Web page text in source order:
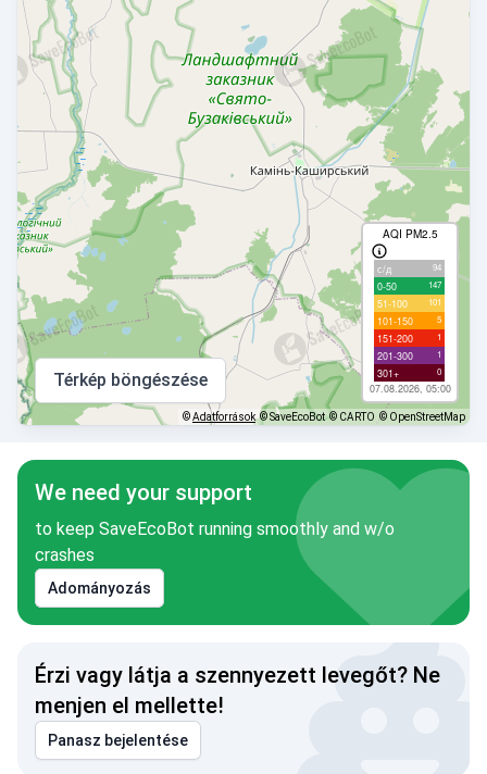
AQI PM2.5
с/д 94
0-50 147
51-100 101
101-150 5
151-200 1
201-300 1
301+ 0
07.08.2026, 05:00
Térkép böngészése
©Adatforrások © SaveEcoBot © CARTO © OpenStreetMap
We need your support
to keep SaveEcoBot running smoothly and w/o
crashes
Adományozás
Érzi vagy látja a szennyezett levegőt? Ne
menjen el mellette!
Panasz bejelentése